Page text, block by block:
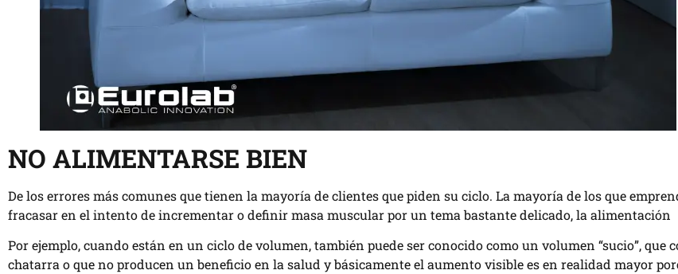
NO ALIMENTARSE BIEN
De los errores más comunes que tienen la mayoría de clientes que piden su ciclo. La mayoría de los que
fracasar en el intento de incrementar o definir masa muscular por un tema bastante delicado, la alimentación
Por ejemplo, cuando están en un ciclo de volumen, también puede ser conocido como un volumen “sucio”,
chatarra o que no producen un beneficio en la salud y básicamente el aumento visible es en realidad mayor